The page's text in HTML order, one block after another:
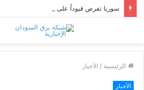
الرئيسية / الأخبار
الأخبار